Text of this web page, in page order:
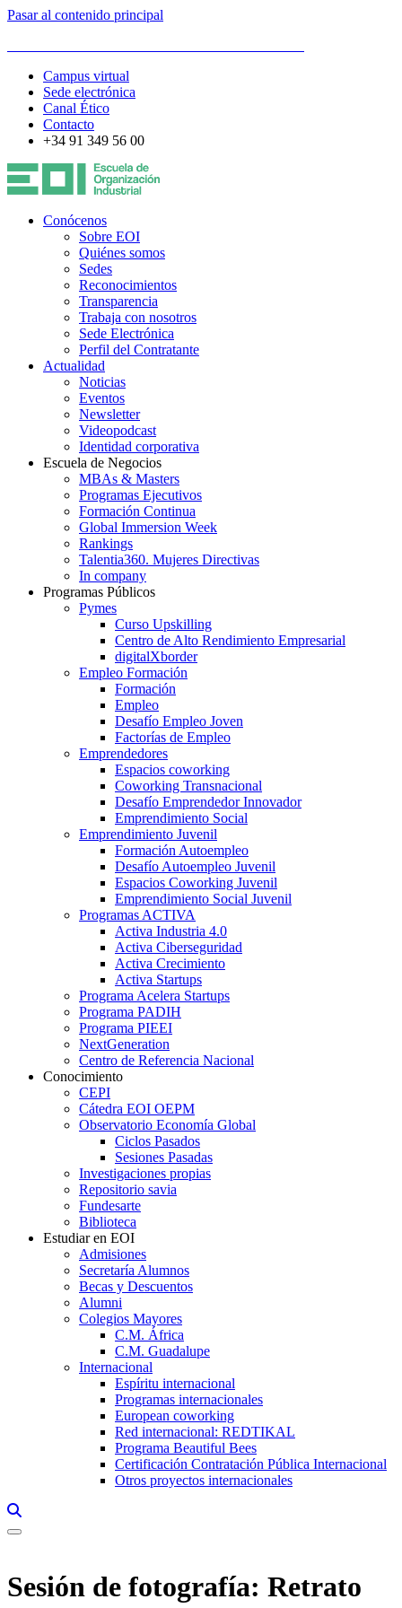
Pasar al contenido principal
Campus virtual
Sede electrónica
Canal Ético
Contacto
+34 91 349 56 00
Conócenos
Sobre EOI
Quiénes somos
Sedes
Reconocimientos
Transparencia
Trabaja con nosotros
Sede Electrónica
Perfil del Contratante
Actualidad
Noticias
Eventos
Newsletter
Videopodcast
Identidad corporativa
Escuela de Negocios
MBAs & Masters
Programas Ejecutivos
Formación Continua
Global Immersion Week
Rankings
Talentia360. Mujeres Directivas
In company
Programas Públicos
Pymes
Curso Upskilling
Centro de Alto Rendimiento Empresarial
digitalXborder
Empleo Formación
Formación
Empleo
Desafío Empleo Joven
Factorías de Empleo
Emprendedores
Espacios coworking
Coworking Transnacional
Desafío Emprendedor Innovador
Emprendimiento Social
Emprendimiento Juvenil
Formación Autoempleo
Desafío Autoempleo Juvenil
Espacios Coworking Juvenil
Emprendimiento Social Juvenil
Programas ACTIVA
Activa Industria 4.0
Activa Ciberseguridad
Activa Crecimiento
Activa Startups
Programa Acelera Startups
Programa PADIH
Programa PIEEI
NextGeneration
Centro de Referencia Nacional
Conocimiento
CEPI
Cátedra EOI OEPM
Observatorio Economía Global
Ciclos Pasados
Sesiones Pasadas
Investigaciones propias
Repositorio savia
Fundesarte
Biblioteca
Estudiar en EOI
Admisiones
Secretaría Alumnos
Becas y Descuentos
Alumni
Colegios Mayores
C.M. África
C.M. Guadalupe
Internacional
Espíritu internacional
Programas internacionales
European coworking
Red internacional: REDTIKAL
Programa Beautiful Bees
Certificación Contratación Pública Internacional
Otros proyectos internacionales
Sesión de fotografía: Retrato